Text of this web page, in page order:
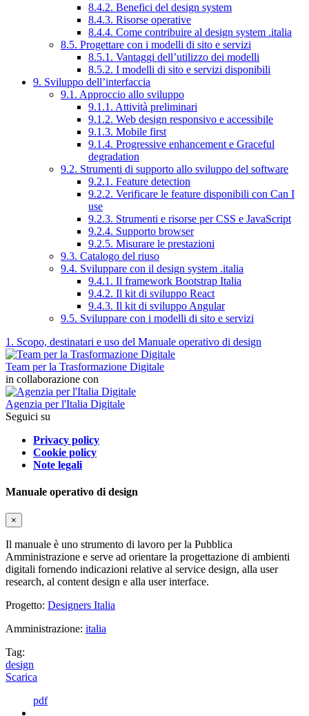
8.4.2. Benefici del design system
8.4.3. Risorse operative
8.4.4. Come contribuire al design system .italia
8.5. Progettare con i modelli di sito e servizi
8.5.1. Vantaggi dell’utilizzo dei modelli
8.5.2. I modelli di sito e servizi disponibili
9. Sviluppo dell’interfaccia
9.1. Approccio allo sviluppo
9.1.1. Attività preliminari
9.1.2. Web design responsivo e accessibile
9.1.3. Mobile first
9.1.4. Progressive enhancement e Graceful
degradation
9.2. Strumenti di supporto allo sviluppo del software
9.2.1. Feature detection
9.2.2. Verificare le feature disponibili con Can I
use
9.2.3. Strumenti e risorse per CSS e JavaScript
9.2.4. Supporto browser
9.2.5. Misurare le prestazioni
9.3. Catalogo del riuso
9.4. Sviluppare con il design system .italia
9.4.1. Il framework Bootstrap Italia
9.4.2. Il kit di sviluppo React
9.4.3. Il kit di sviluppo Angular
9.5. Sviluppare con i modelli di sito e servizi
1. Scopo, destinatari e uso del Manuale operativo di design
Team per la Trasformazione Digitale
in collaborazione con
Agenzia per l'Italia Digitale
Seguici su
Privacy policy
Cookie policy
Note legali
Manuale operativo di design
×
Il manuale è uno strumento di lavoro per la Pubblica
Amministrazione e serve ad orientare la progettazione di ambienti
digitali fornendo indicazioni relative al service design, alla user
research, al content design e alla user interface.
Progetto: Designers Italia
Amministrazione: italia
Tag:
design
Scarica
pdf